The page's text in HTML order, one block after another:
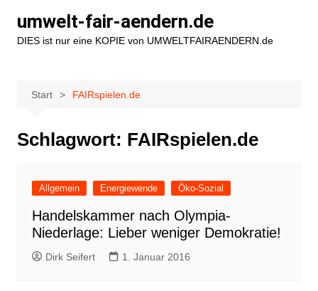
Inhalt
springen
umwelt-fair-aendern.de
DIES ist nur eine KOPIE von UMWELTFAIRAENDERN.de
Start FAIRspielen.de
Schlagwort: FAIRspielen.de
Allgemein Energiewende Öko-Sozial
Handelskammer nach Olympia-
Niederlage: Lieber weniger Demokratie!
Dirk Seifert 1. Januar 2016